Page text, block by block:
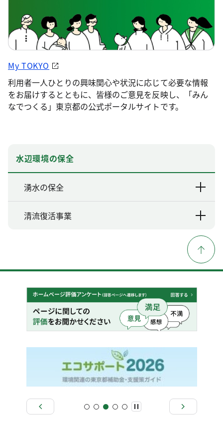
My TOKYO
利用者一人ひとりの興味関心や状況に応じて必要な情報
をお届けするとともに、皆様のご意見を反映し、「みん
なでつくる」東京都の公式ポータルサイトです。
水辺環境の保全
湧水の保全
清流復活事業